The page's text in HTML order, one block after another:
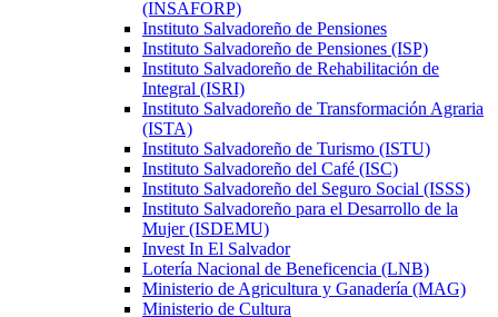
(INSAFORP)
Instituto Salvadoreño de Pensiones
Instituto Salvadoreño de Pensiones (ISP)
Instituto Salvadoreño de Rehabilitación de
Integral (ISRI)
Instituto Salvadoreño de Transformación Agraria
(ISTA)
Instituto Salvadoreño de Turismo (ISTU)
Instituto Salvadoreño del Café (ISC)
Instituto Salvadoreño del Seguro Social (ISSS)
Instituto Salvadoreño para el Desarrollo de la
Mujer (ISDEMU)
Invest In El Salvador
Lotería Nacional de Beneficencia (LNB)
Ministerio de Agricultura y Ganadería (MAG)
Ministerio de Cultura